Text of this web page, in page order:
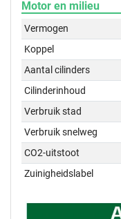
Motor en milieu
Vermogen
Koppel
Aantal cilinders
Cilinderinhoud
Verbruik stad
Verbruik snelweg
CO2-uitstoot
Zuinigheidslabel